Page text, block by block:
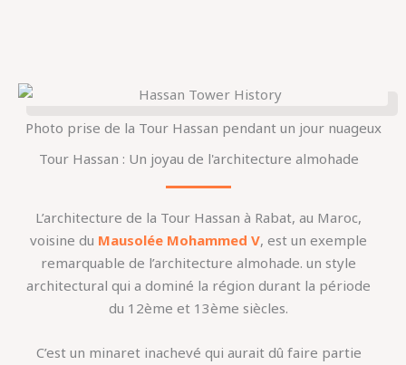
Photo prise de la Tour Hassan pendant un jour nuageux
Tour Hassan : Un joyau de l'architecture almohade
L’architecture de la Tour Hassan à Rabat, au Maroc,
voisine du Mausolée Mohammed V, est un exemple
remarquable de l’architecture almohade. un style
architectural qui a dominé la région durant la période
du 12ème et 13ème siècles.
C’est un minaret inachevé qui aurait dû faire partie